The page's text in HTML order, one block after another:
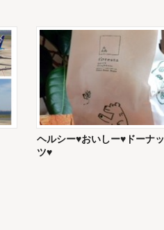
ヘルシー♥︎おいしー♥︎ドーナッ
ツ♥︎